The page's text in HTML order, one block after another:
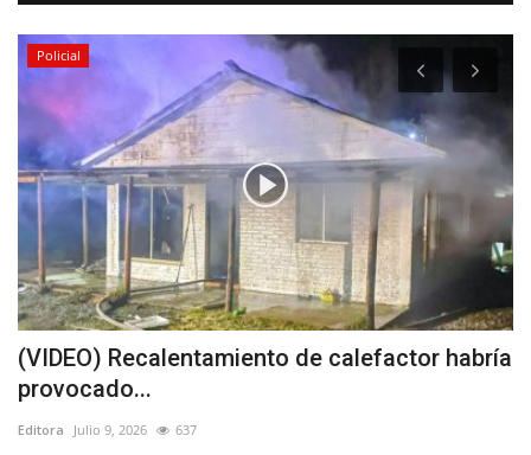
Policial
(VIDEO) Recalentamiento de calefactor habría
provocado...
Editora Julio 9, 2026 637